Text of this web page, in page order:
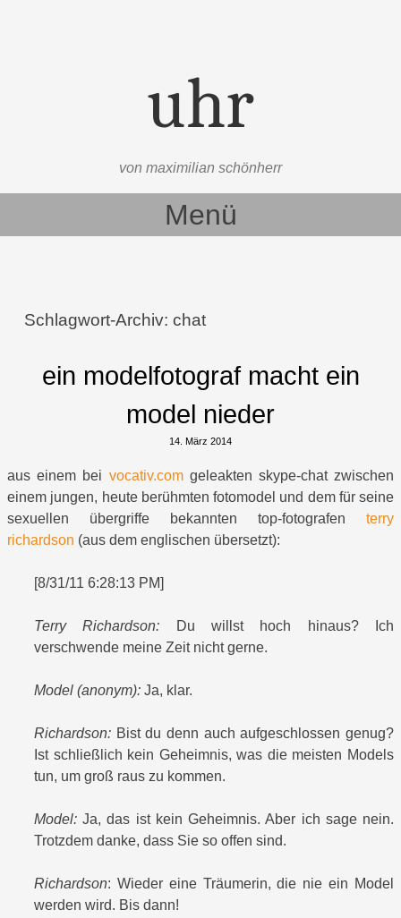
uhr
von maximilian schönherr
Menü
Schlagwort-Archiv:chat
ein modelfotograf macht ein
model nieder
14. März 2014
aus einem bei vocativ.comgeleakten skype-chat zwischen
einem jungen, heute berühmten fotomodel und dem für seine
sexuellen übergriffe bekannten top-fotografen terry
richardson (aus dem englischen übersetzt):
[8/31/11 6:28:13 PM]
Terry Richardson: Du willst hoch hinaus? Ich
verschwende meine Zeit nicht gerne.
Model (anonym): Ja, klar.
Richardson: Bist du denn auch aufgeschlossen genug?
Ist schließlich kein Geheimnis, was die meisten Models
tun, um groß raus zu kommen.
Model: Ja, das ist kein Geheimnis. Aber ich sage nein.
Trotzdem danke, dass Sie so offen sind.
Richardson: Wieder eine Träumerin, die nie ein Model
werden wird. Bis dann!